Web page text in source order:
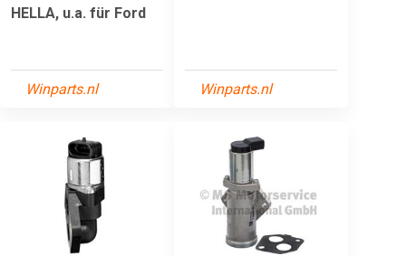
HELLA, u.a. für Ford
Winparts.nl Winparts.nl